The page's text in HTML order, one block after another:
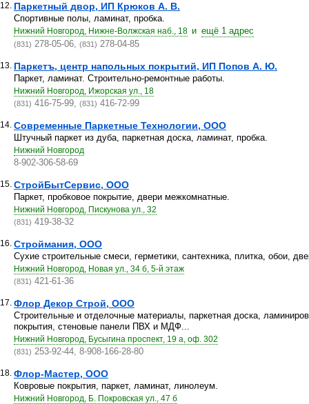
12. Паркетный двор, ИП Крюков А. В.
Спортивные полы, ламинат, пробка.
Нижний Новгород, Нижне-Волжская наб., 18 и ещё 1 адрес
(831) 278-05-06, (831) 278-04-85
13. Паркетъ, центр напольных покрытий, ИП Попов А. Ю.
Паркет, ламинат. Строительно-ремонтные работы.
Нижний Новгород, Ижорская ул., 18
(831) 416-75-99, (831) 416-72-99
14. Современные Паркетные Технологии, ООО
Штучный паркет из дуба, паркетная доска, ламинат, пробка.
Нижний Новгород
8-902-306-58-69
15. СтройБытСервис, ООО
Паркет, пробковое покрытие, двери межкомнатные.
Нижний Новгород, Пискунова ул., 32
(831) 419-38-32
16. Строймания, ООО
Сухие строительные смеси, герметики, сантехника, плитка, обои,
Нижний Новгород, Новая ул., 34 б, 5-й этаж
(831) 421-61-36
17. Флор Декор Строй, ООО
Строительные и отделочные материалы, паркетная доска,
покрытия, стеновые панели ПВХ и МДФ...
Нижний Новгород, Бусыгина проспект, 19 а, оф. 302
(831) 253-92-44, 8-908-166-28-80
18. Флор-Мастер, ООО
Ковровые покрытия, паркет, ламинат, линолеум.
Нижний Новгород, Б. Покровская ул., 47 б